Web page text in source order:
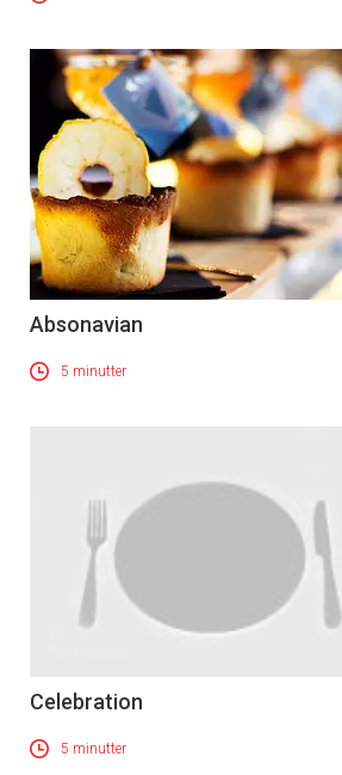
Absonavian
5 minutter
Celebration
5 minutter